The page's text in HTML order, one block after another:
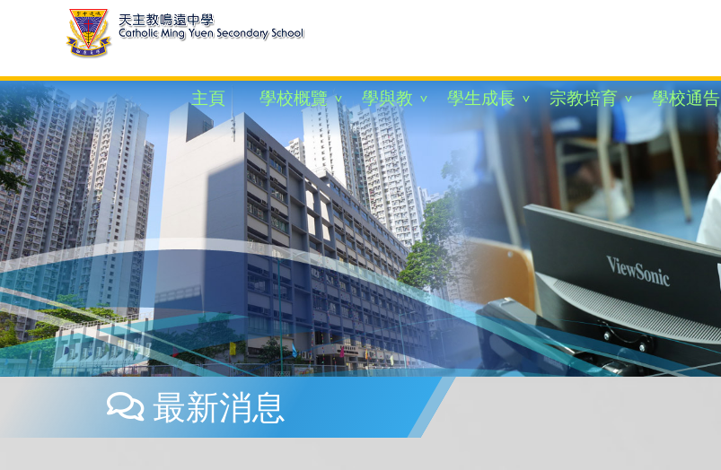
主頁 學校概覽 學與教 學生成長 宗教培育 學校通告
最新消息